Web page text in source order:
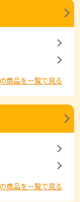
商品を一覧で見る
商品を一覧で見る